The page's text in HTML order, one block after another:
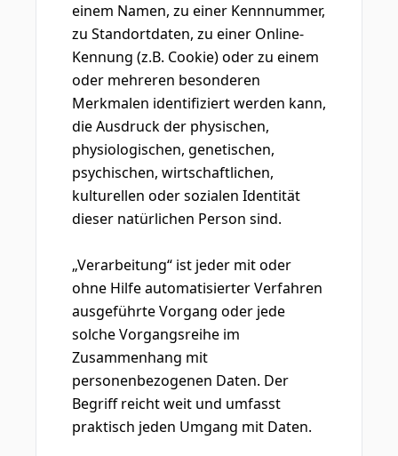
einem Namen, zu einer Kennnummer,
zu Standortdaten, zu einer Online-
Kennung (z.B. Cookie) oder zu einem
oder mehreren besonderen
Merkmalen identifiziert werden kann,
die Ausdruck der physischen,
physiologischen, genetischen,
psychischen, wirtschaftlichen,
kulturellen oder sozialen Identität
dieser natürlichen Person sind.
„Verarbeitung“ ist jeder mit oder
ohne Hilfe automatisierter Verfahren
ausgeführte Vorgang oder jede
solche Vorgangsreihe im
Zusammenhang mit
personenbezogenen Daten. Der
Begriff reicht weit und umfasst
praktisch jeden Umgang mit Daten.